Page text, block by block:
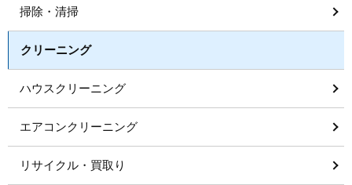
掃除・清掃
クリーニング
ハウスクリーニング
エアコンクリーニング
リサイクル・買取り